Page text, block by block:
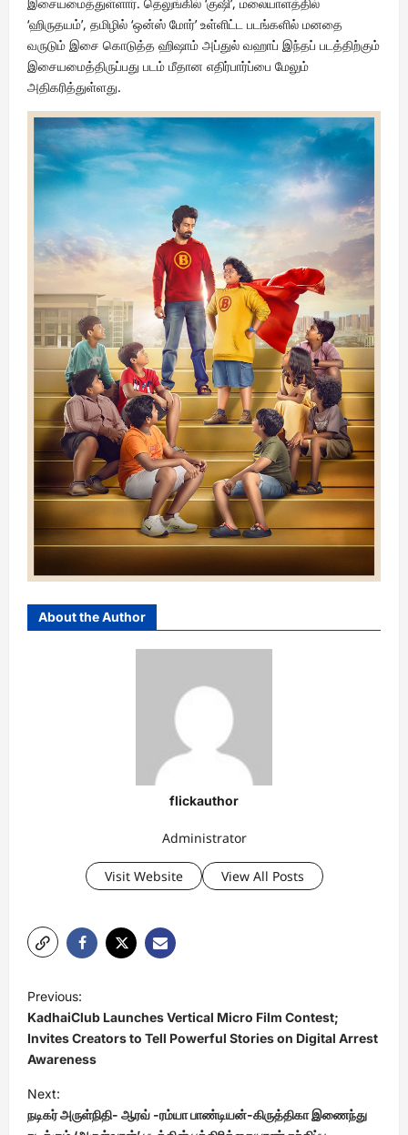
‘ஹிருதயம்’, தமிழில் ‘ஒன்ஸ் மோர்’ உள்ளிட்ட படங்களில் மனதை
வருடும் இசை கொடுத்த ஹிஷாம் அப்துல் வஹாப் இந்தப் படத்திற்கும்
இசையமைத்திருப்பது படம் மீதான எதிர்பார்ப்பை மேலும்
அதிகரித்துள்ளது.
About the Author
flickauthor
Administrator
Visit Website View All Posts
o
s
t
n
a
Previous:
KadhaiClub Launches Vertical Micro Film Contest;
Invites Creators to Tell Powerful Stories on Digital Arrest
Awareness
Next:
நடிகர் அருள்நிதி- ஆரவ் -ரம்யா பாண்டியன்-கிருத்திகா இணைந்து